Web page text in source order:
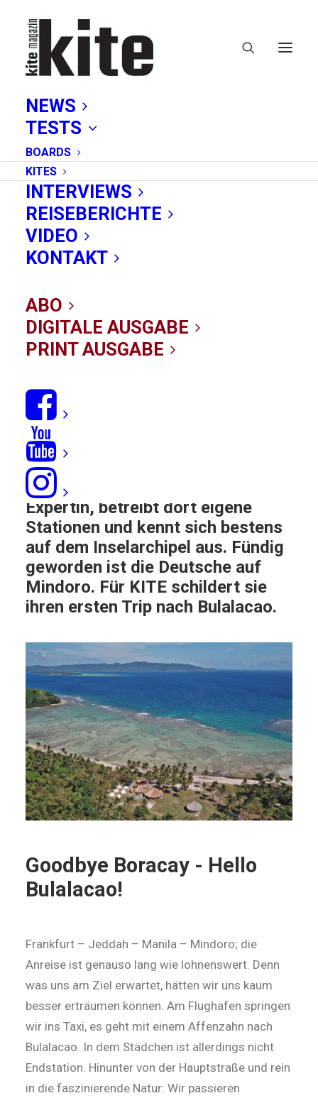
NEWS
TESTS
BOARDS
KITES
INTERVIEWS
REISEBERICHTE
VIDEO
KONTAKT
ABO
DIGITALE AUSGABE
PRINT AUSGABE
Kiten auf den
19/07/2019 | INREISE BY KITE-REDAKTION
Frühjahr 2018 das philippinische
Kite-Mekka Boracay für
Aufräumarbeiten zusperrte,
mussten sich die Kiter nach
Alternativen umschauen. Kathrin
Borgwardt ist Philippinen-
Expertin, betreibt dort eigene
Stationen und kennt sich bestens
auf dem Inselarchipel aus. Fündig
geworden ist die Deutsche auf
Mindoro. Für KITE schildert sie
ihren ersten Trip nach Bulalacao.
Goodbye Boracay - Hello
Bulalacao!
Frankfurt – Jeddah – Manila – Mindoro; die
Anreise ist genauso lang wie lohnenswert. Denn
was uns am Ziel erwartet, hätten wir uns kaum
besser erträumen können. Am Flughafen springen
wir ins Taxi, es geht mit einem Affenzahn nach
Bulalacao. In dem Städchen ist allerdings nicht
Endstation. Hinunter von der Hauptstraße und rein
in die faszinierende Natur: Wir passieren